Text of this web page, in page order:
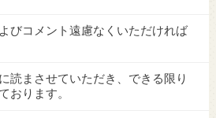
びコメント遠慮なくいただければ
読まさせていただき、できる限り
おります。